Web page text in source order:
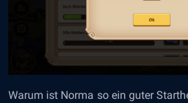
Warum ist Norma so ein guter